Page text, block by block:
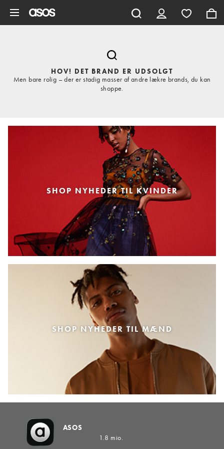
HOV! DET BRAND ER UDSOLGT
Men bare rolig – der er stadig masser af andre lækre brands, du kan
shoppe.
SHOP NYHEDER TIL KVINDER
SHOP NYHEDER TIL MÆND
ASOS
1.8 mio.